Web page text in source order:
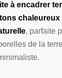
à encadrer
tons chaleureux
, parfaite
de la